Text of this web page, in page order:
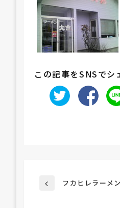
この記事をSNSでシ
投
前
フカヒレラーメ